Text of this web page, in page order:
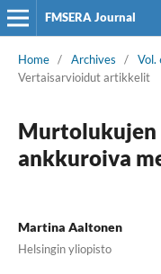
FMSERA Journal
Home / Archives / Vol.
Vertaisarvioidut artikkelit
ankkuroiva
Martina Aaltonen
Helsingin yliopisto